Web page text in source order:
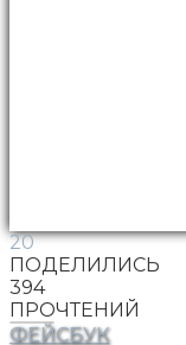
20
ПОДЕЛИЛИСЬ
394
ПРОЧТЕНИЙ
ФЕЙСБУК